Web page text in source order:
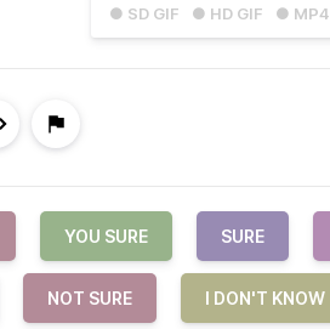
● SD GIF ● HD GIF ● MP4
YOU SURE SURE
NOT SURE I DON'T KNOW